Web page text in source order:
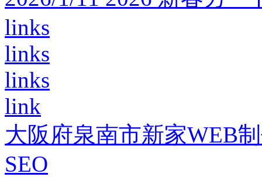
links
links
links
link
大阪府泉南市新家WEB
SEO